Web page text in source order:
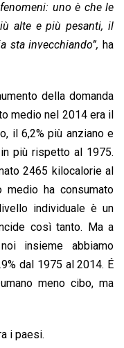
uno è che le
alte e più pesanti, il
sta invecchiando”, ha
della domanda
medio nel 2014 era il
il 6,2% più anziano e
più rispetto al 1975.
2465 kilocalorie al
medio ha consumato
individuale è un
così tanto. Ma a
insieme abbiamo
dal 1975 al 2014. É
meno cibo, ma
i paesi.